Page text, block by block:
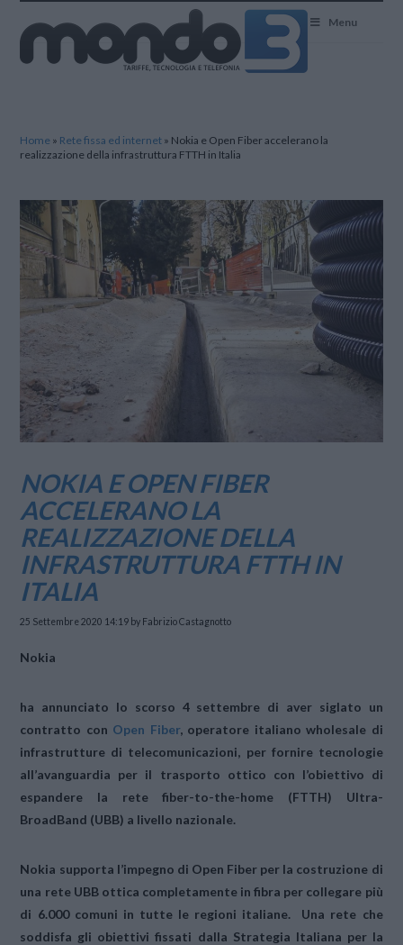
Menu
Home » Rete fissa ed internet » Nokia e Open Fiber accelerano la
realizzazione della infrastruttura FTTH in Italia
NOKIA E OPEN FIBER
ACCELERANO LA
REALIZZAZIONE DELLA
INFRASTRUTTURA FTTH IN
ITALIA
25 Settembre 2020 14:19 by Fabrizio Castagnotto
Nokia
ha annunciato lo scorso 4 settembre di aver siglato un
contratto con Open Fiber, operatore italiano wholesale di
infrastrutture di telecomunicazioni, per fornire tecnologie
all’avanguardia per il trasporto ottico con l’obiettivo di
espandere la rete fiber-to-the-home (FTTH) Ultra-
BroadBand (UBB) a livello nazionale.
Nokia supporta l’impegno di Open Fiber per la costruzione di
una rete UBB ottica completamente in fibra per collegare più
di 6.000 comuni in tutte le regioni italiane. Una rete che
soddisfa gli obiettivi fissati dalla Strategia Italiana per la